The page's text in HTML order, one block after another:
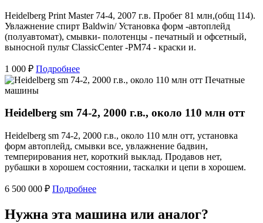
Heidelberg Print Master 74-4, 2007 г.в. Пробег 81 млн,(общ 114).
Увлажнение спирт Baldwin/ Установка форм -автоплейд
(полуавтомат), смывки- полотенцы - печатный и офсетный,
выносной пульт ClassicCenter -PM74 - краски и.
1 000 ₽ Подробнее
Печатные
машины
Heidelberg sm 74-2, 2000 г.в., около 110 млн отт
Heidelberg sm 74-2, 2000 г.в., около 110 млн отт, установка
форм автоплейд, смывки все, увлажнение бадвин,
темперирования нет, короткий выклад. Продавов нет,
рубашки в хорошем состоянии, таскалки и цепи в хорошем.
6 500 000 ₽ Подробнее
Нужна эта машина или аналог?